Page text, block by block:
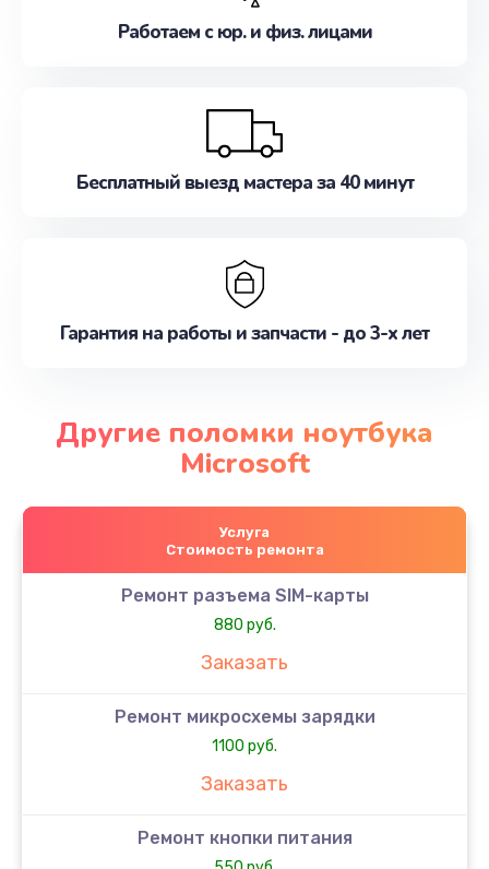
Работаем с юр. и физ. лицами
Бесплатный выезд мастера за 40 минут
Гарантия на работы и запчасти - до 3-х лет
Другие поломки ноутбука
Microsoft
Услуга
Стоимость ремонта
Ремонт разъема SIM-карты
880 руб.
Заказать
Ремонт микросхемы зарядки
1100 руб.
Заказать
Ремонт кнопки питания